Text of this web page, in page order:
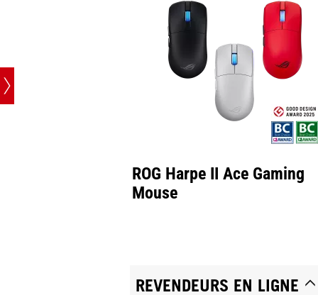
ROG Harpe II Ace Gaming
Mouse
REVENDEURS EN LIGNE